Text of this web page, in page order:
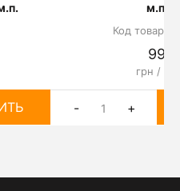
м.п.
Код товара:
99
грн / шт
- +